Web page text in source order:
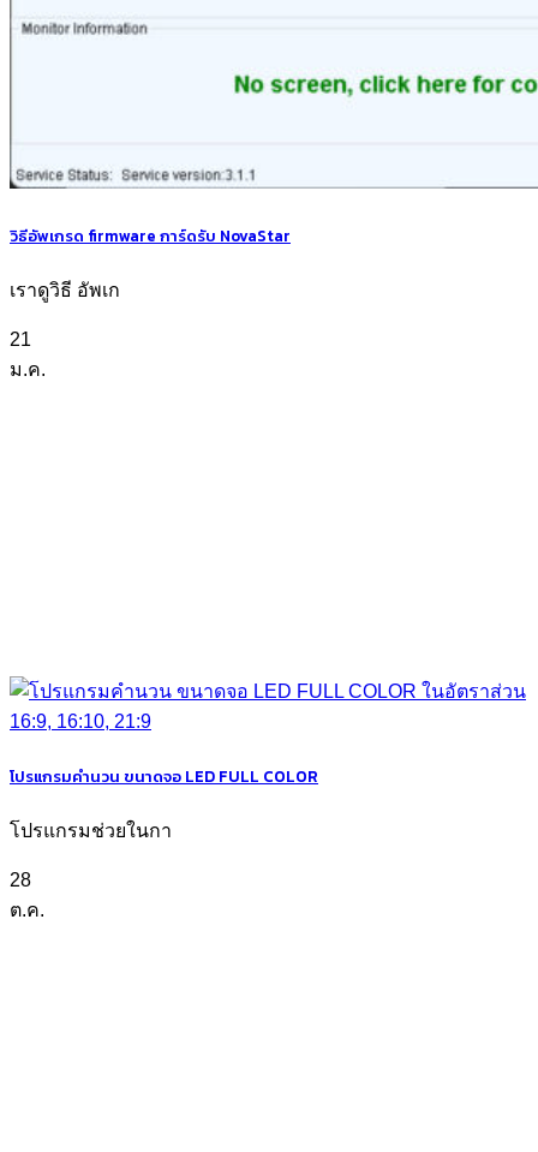
วิธีอัพเกรด firmware การ์ดรับ NovaStar
เราดูวิธี อัพเก
21
ม.ค.
โปรแกรมคำนวน ขนาดจอ LED FULL COLOR
โปรแกรมช่วยในกา
28
ต.ค.